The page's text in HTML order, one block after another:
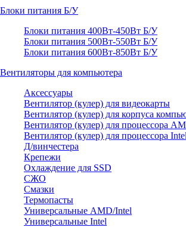
Блоки питания Б/У
Блоки питания 400Вт-450Вт Б/У
Блоки питания 500Вт-550Вт Б/У
Блоки питания 600Вт-850Вт Б/У
Вентиляторы для компьютера
Аксессуары
Вентилятор (кулер) для видеокарты
Вентилятор (кулер) для корпуса
Вентилятор (кулер) для процессора
Вентилятор (кулер) для процессора Intel
Д/винчестера
Крепежи
Охлаждение для SSD
СЖО
Смазки
Термопасты
Универсальные AMD/Intel
Универсальные Intel